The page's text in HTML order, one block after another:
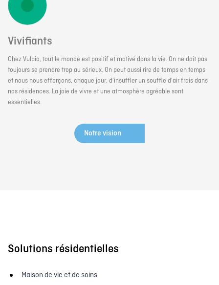
Vivifiants
Chez Vulpia, tout le monde est positif et motivé dans la vie. On ne doit pas
toujours se prendre trop au sérieux. On peut aussi rire de temps en temps
et nous nous efforçons, chaque jour, d'insuffler un souffle d'air frais dans
nos résidences. La joie de vivre et une atmosphère agréable sont
essentielles.
Notre vision
Solutions résidentielles
Maison de vie et de soins